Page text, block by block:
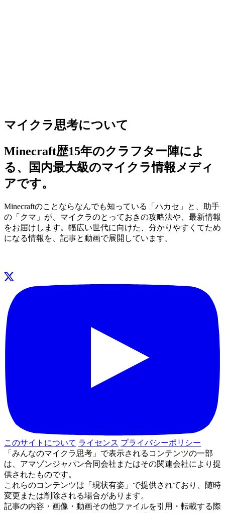
マイクラ思考について
Minecraft歴15年のクラフター陣によ
る、国内最大級のマイクラ情報メディ
アです。
Minecraftのことならなんでも知っている「ハカセ」と、助手
の「クマ」が、マイクラのとっておきの攻略法や、最新情報
をお届けします。幅広い世代に向けた、分かりやすくてため
になる情報を、記事と動画で展開しています。
このサイトについて ライセンス プライバシーポリシー
「みんなのマイクラ思考」で表示されるコンテンツの一部
は、アマゾンジャパン合同会社またはその関連会社により提
供されたものです。
これらのコンテンツは「現状有姿」で提供されており、随時
変更または削除される場合があります。
記事の内容・画像・動画その他ファイルを引用・転載する際